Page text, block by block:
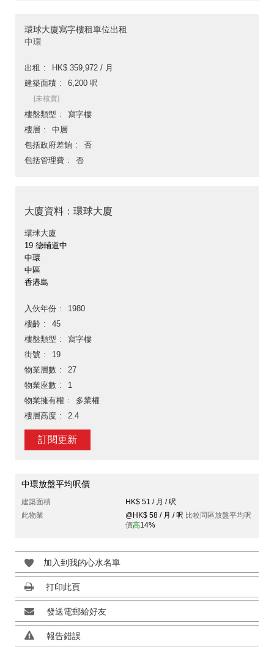
環球大廈寫字樓租單位出租
中環
出租
HK$ 359,972 / 月
建築面積
6,200 呎
[未核實]
樓盤類型
寫字樓
樓層
中層
包括政府差餉
否
包括管理費
否
大廈資料：環球大廈
環球大廈
19 德輔道中
中環
中區
香港島
入伙年份
1980
樓齡
45
樓盤類型
寫字樓
街號
19
物業層數
27
物業座數
1
物業擁有權
多業權
樓層高度
2.4
訂閱更新
中環放盤平均呎價
建築面積
HK$ 51 / 月 / 呎
此物業
@HK$ 58 / 月 / 呎 比較同區放盤平均呎
價高14%
加入到我的心水名單
打印此頁
發送電郵給好友
報告錯誤